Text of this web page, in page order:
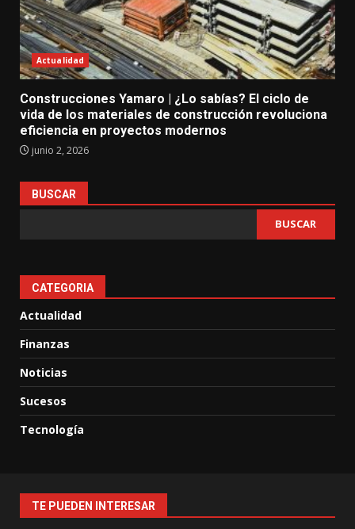
Actualidad
Construcciones Yamaro | ¿Lo sabías? El ciclo de
vida de los materiales de construcción revoluciona
eficiencia en proyectos modernos
junio 2, 2026
BUSCAR
BUSCAR
CATEGORIA
Actualidad
Finanzas
Noticias
Sucesos
Tecnología
TE PUEDEN INTERESAR